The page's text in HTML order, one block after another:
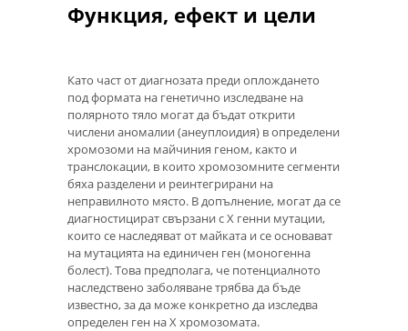
Функция, ефект и цели
Като част от диагнозата преди оплождането
под формата на генетично изследване на
полярното тяло могат да бъдат открити
числени аномалии (анеуплоидия) в определени
хромозоми на майчиния геном, както и
транслокации, в които хромозомните сегменти
бяха разделени и реинтегрирани на
неправилното място. В допълнение, могат да се
диагностицират свързани с X генни мутации,
които се наследяват от майката и се основават
на мутацията на единичен ген (моногенна
болест). Това предполага, че потенциалното
наследствено заболяване трябва да бъде
известно, за да може конкретно да изследва
определен ген на Х хромозомата.